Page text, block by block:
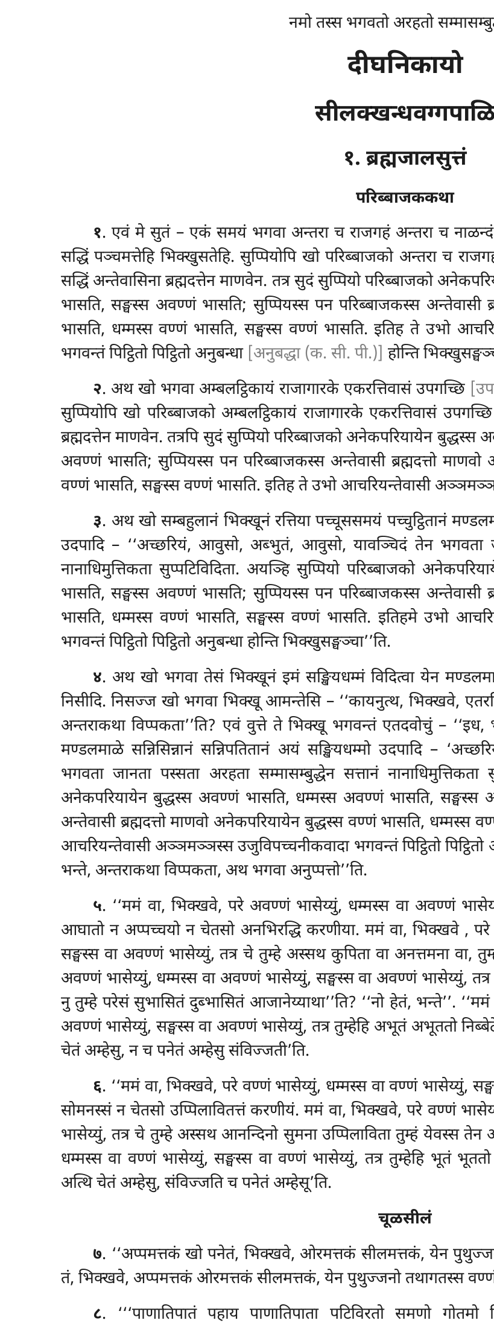
नमो तस्स भगवतो अरहतो
दीघनिकायो
१. ब्रह्मजालसुत्तं
परिब्बाजककथा
१. एवंमे सुतं – एकं समयं भगवा अन्तरा च राजगहं अन्तरा च नाळन्दं
सद्धिं पञ्चमत्तेहि भिक्खुसतेहि. सुप्पियोपि खो परिब्बाजको अन्तरा च
सद्धिं अन्तेवासिना ब्रह्मदत्तेन माणवेन. तत्र सुदं सुप्पियो परिब्बाजको
भासति, सङ्घस्स अवण्णं भासति; सुप्पियस्स पन परिब्बाजकस्स अन्तेवासी
भासति, धम्मस्सवण्णं भासति, सङ्घस्स वण्णं भासति. इतिह ते उभो
भगवन्तं पिट्ठितो पिट्ठितो अनुबन्धा [अनुबद्धा (क. सी. पी.)] होन्ति
२. अथ खो भगवा अम्बलट्ठिकायं राजागारके एकरत्तिवासं उपगच्छि
सुप्पियोपि खो परिब्बाजको अम्बलट्ठिकायं राजागारके एकरत्तिवासं उपगच्छि
ब्रह्मदत्तेन माणवेन. तत्रपि सुदं सुप्पियो परिब्बाजको अनेकपरियायेन बुद्धस्स
अवण्णं भासति; सुप्पियस्स पन परिब्बाजकस्स अन्तेवासी ब्रह्मदत्तो
वण्णं भासति, सङ्घस्स वण्णं भासति. इतिह ते उभो आचरियन्तेवासी
३. अथ खो सम्बहुलानं भिक्खूनं रत्तिया पच्चूससमयं पच्चुट्ठितानं
उदपादि – ‘‘अच्छरियं, आवुसो, अब्भुतं, आवुसो, यावञ्चिदं तेन भगवता
नानाधिमुत्तिकता सुप्पटिविदिता. अयञ्हि सुप्पियो परिब्बाजको
भासति, सङ्घस्स अवण्णं भासति; सुप्पियस्स पन परिब्बाजकस्स अन्तेवासी
भासति, धम्मस्स वण्णं भासति, सङ्घस्स वण्णं भासति. इतिहमे उभो
भगवन्तं पिट्ठितो पिट्ठितो अनुबन्धाहोन्ति भिक्खुसङ्घञ्चा’’ति.
४. अथ खो भगवा तेसं भिक्खूनं इमं सङ्खियधम्मं विदित्वा येन
निसीदि. निसज्ज खो भगवा भिक्खू आमन्तेसि – ‘‘कायनुत्थ, भिक्खवे, एतरहि
अन्तराकथा विप्पकता’’ति? एवं वुत्ते ते भिक्खू भगवन्तं एतदवोचुं – ‘‘इध,
मण्डलमाळे सन्निसिन्नानं सन्निपतितानं अयं सङ्खियधम्मो उदपादि –
भगवता जानता पस्सता अरहता सम्मासम्बुद्धेन सत्तानं नानाधिमुत्तिकता
अनेकपरियायेन बुद्धस्स अवण्णं भासति, धम्मस्स अवण्णं भासति, सङ्घस्स
अन्तेवासी ब्रह्मदत्तो माणवो अनेकपरियायेन बुद्धस्स वण्णं भासति, धम्मस्स
आचरियन्तेवासी अञ्ञमञ्ञस्स उजुविपच्चनीकवादा भगवन्तं पिट्ठितो पिट्ठितो
भन्ते, अन्तराकथा विप्पकता, अथ भगवा अनुप्पत्तो’’ति.
५. ‘‘ममं वा, भिक्खवे, परे अवण्णं भासेय्युं, धम्मस्स वा अवण्णं
आघातो न अप्पच्चयो न चेतसो अनभिरद्धि करणीया. ममं वा, भिक्खवे ,
सङ्घस्स वा अवण्णं भासेय्युं, तत्र चे तुम्हे अस्सथ कुपिता वा अनत्तमना वा,
अवण्णं भासेय्युं, धम्मस्स वा अवण्णं भासेय्युं, सङ्घस्स वा अवण्णं भासेय्युं,
नु तुम्हे परेसं सुभासितं दुब्भासितं आजानेय्याथा’’ति? ‘‘नो हेतं, भन्ते’’.
अवण्णं भासेय्युं, सङ्घस्स वा अवण्णं भासेय्युं, तत्र तुम्हेहि अभूतं अभूततो
चेतं अम्हेसु, न च पनेतं अम्हेसु संविज्जती’ति.
६. ‘‘ममं वा, भिक्खवे, परे वण्णं भासेय्युं, धम्मस्स वा वण्णं भासेय्युं,
सोमनस्सं न चेतसो उप्पिलावितत्तं करणीयं. ममं वा, भिक्खवे, परे वण्णं
भासेय्युं, तत्र चे तुम्हे अस्सथ आनन्दिनो सुमना उप्पिलाविता तुम्हं येवस्स
धम्मस्स वा वण्णं भासेय्युं, सङ्घस्स वा वण्णं भासेय्युं, तत्र तुम्हेहि भूतं
अत्थि चेतं अम्हेसु, संविज्जति च पनेतं अम्हेसू’ति.
चूळसीलं
७. ‘‘अप्पमत्तकं खो पनेतं, भिक्खवे, ओरमत्तकं सीलमत्तकं, येन
तं, भिक्खवे, अप्पमत्तकं ओरमत्तकं सीलमत्तकं, येन पुथुज्जनो तथागतस्स वण्णं
८. ‘‘‘पाणातिपातंपहाय पाणातिपाता पटिविरतो समणो गोतमो